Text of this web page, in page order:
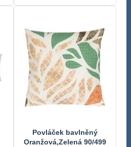
Povláček bavlněný
Oranžová,Zelená 90/499